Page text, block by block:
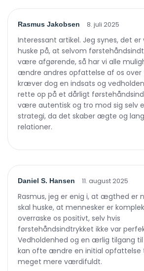
Rasmus Jakobsen 8. juli 2025
Interessant artikel. Jeg synes, det
huske på, at selvom
være afgørende, så har vi alle
ændre andres opfattelse af os over
kræver dog en indsats og
rette op på et dårligt
være autentisk og tro mod sig selv
strategi, da det skaber ægte og
relationer.
Daniel S. Hansen 11. august 2025
Rasmus, jeg er enig i, at ægthed er
skal huske, at mennesker er
overraske os positivt, selv hvis
førstehåndsindtrykket ikke var
Vedholdenhed og en ærlig tilgang
kan ofte ændre en initial opfattelse
meget mere værdifuldt.